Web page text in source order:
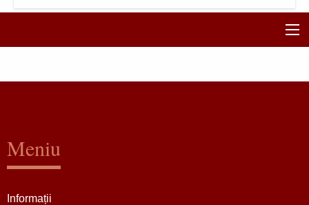
Meniu
Informații